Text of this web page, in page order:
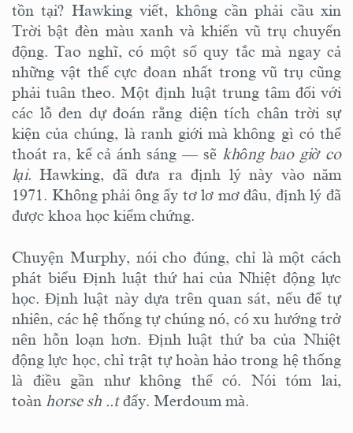
tồn tại? Hawking viết, không cần phải cầu xin
Trời bật đèn màu xanh và khiến vũ trụ chuyển
động. Tao nghĩ, có một số quy tắc mà ngay cả
những vật thể cực đoan nhất trong vũ trụ cũng
phải tuân theo. Một định luật trung tâm đối với
các lỗ đen dự đoán rằng diện tích chân trời sự
kiện của chúng, là ranh giới mà không gì có thể
thoát ra, kể cả ánh sáng — sẽ không bao giờ co
lại. Hawking, đã đưa ra định lý này vào năm
1971. Không phải ông ấy tơ lơ mơ đâu, định lý đã
được khoa học kiểm chứng.
Chuyện Murphy, nói cho đúng, chỉ là một cách
phát biểu Định luật thứ hai của Nhiệt động lực
học. Định luật này dựa trên quan sát, nếu để tự
nhiên, các hệ thống tự chúng nó, có xu hướng trở
nên hỗn loạn hơn. Định luật thứ ba của Nhiệt
động lực học, chỉ trật tự hoàn hảo trong hệ thống
là điều gần như không thể có. Nói tóm lai,
toàn horse sh ..tđấy. Merdoum mà.